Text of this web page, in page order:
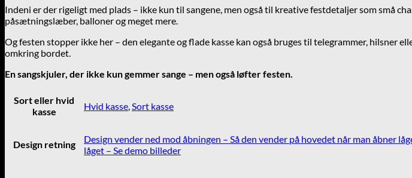
Indeni er der rigeligt med plads – ikke kun til sangene, men også til kreative festdetaljer som små
påsætningslæber, balloner og meget mere.
Og festen stopper ikke her – den elegante og flade kasse kan også bruges til telegrammer, hilsner
omkring bordet.
En sangskjuler, der ikke kun gemmer sange – men også løfter festen.
Sort eller hvid
kasse
Hvid kasse,Sort kasse
Design retning Design vender ned mod åbningen – Så den vender på hovedet når man åbner
låget – Se demo billeder